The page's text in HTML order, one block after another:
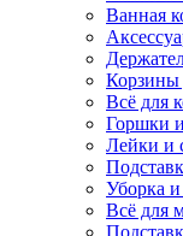
Ванная
Корзины
Всё для
Горшки
Лейки и
Уборка и
Всё для